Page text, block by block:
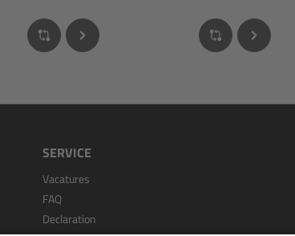
SERVICE
Vacatures
FAQ
Declaration